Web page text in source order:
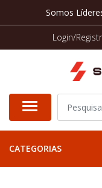
Somos
Login/
CATEGORIAS